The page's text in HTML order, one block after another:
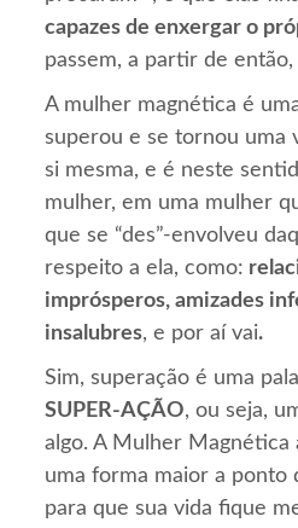
capazes de enxergar o
passem, a partir de
A mulher magnética é
superou e se tornou uma
si mesma, e é neste
mulher, em uma mulher
que se “des”-envolveu
respeito a ela, como:
imprósperos, amizades
insalubres, e por aí vai.
Sim, superação é uma
SUPER-AÇÃO, ou seja,
algo. A Mulher Magnética
uma forma maior a ponto
para que sua vida fique